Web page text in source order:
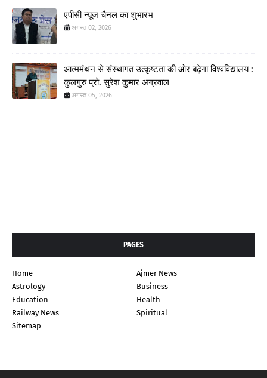
एपीसी न्यूज चैनल का शुभारंभ
अगस्त 02, 2026
आत्ममंथन से संस्थागत उत्कृष्टता की ओर बढ़ेगा विश्वविद्यालय :
कुलगुरु प्रो. सुरेश कुमार अग्रवाल
अगस्त 05, 2026
PAGES
Home
Ajmer News
Astrology
Business
Education
Health
Railway News
Spiritual
Sitemap